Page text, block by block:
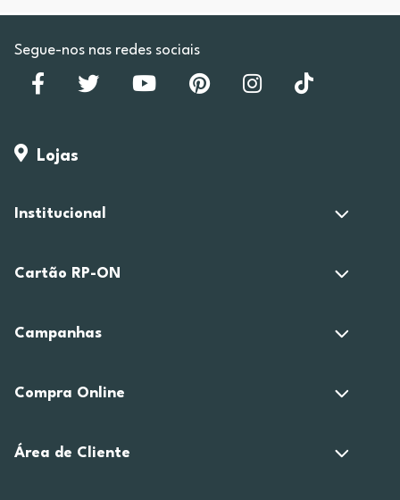
Segue-nos nas redes sociais
Lojas
Institucional
Cartão RP-ON
Campanhas
Compra Online
Área de Cliente